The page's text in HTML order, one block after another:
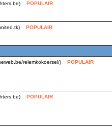
POPULAIR
POPULAIR
relemkokoersel/) POPULAIR
POPULAIR